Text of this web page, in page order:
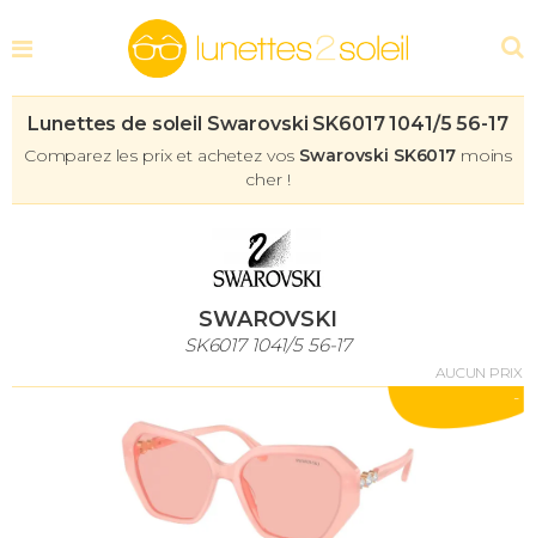
Lunettes de soleil Swarovski SK6017 1041/5 56-17
Comparez les prix et achetez vos Swarovski SK6017moins
cher !
SWAROVSKI
SK6017 1041/5 56-17
AUCUN PRIX
-